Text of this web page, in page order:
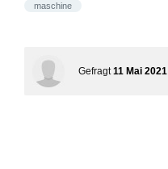
maschine
Gefragt 11 Mai 2021